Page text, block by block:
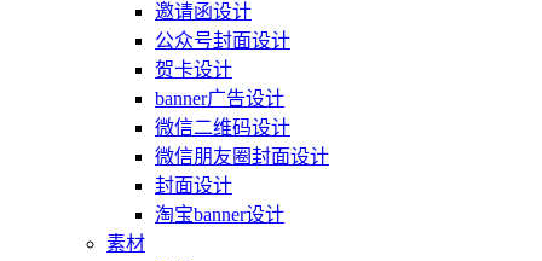
邀请函设计
公众号封面设计
贺卡设计
banner广告设计
微信二维码设计
微信朋友圈封面设计
封面设计
淘宝banner设计
素材